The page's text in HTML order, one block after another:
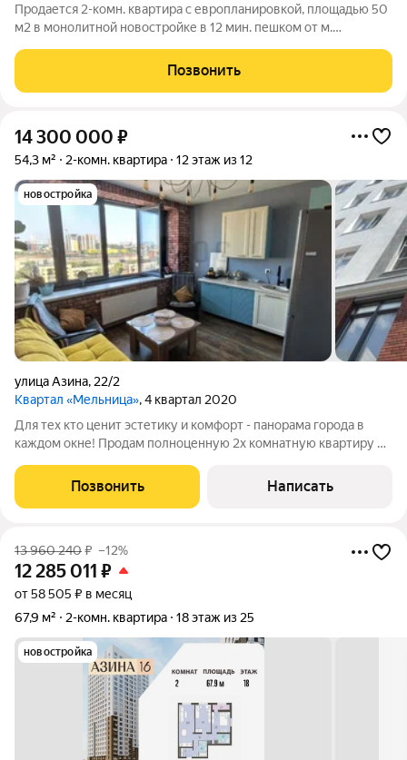
Продается 2-комн. квартира с европланировкой, площадью 50
м2 в монолитной новостройке в 12 мин. пешком от м.
ипотечных средств, есть военная ипотека. Жилая площадь 21.6
м2, кухня 5.6 м2, отделка
Позвонить
14 300 000 ₽
54,3 м² 2-комн. квартира 12 этаж из 12
новостройка
улица Азина, 22/2
Квартал «Мельница», 4 квартал 2020
Для тех кто ценит эстетику и комфорт - панорама города в
каждом окне! Продам полноценную 2х комнатную квартиру в
Почему эту квартиру стоит посмотреть лично? Локация
комфорт-класса: ЖК с
Позвонить Написать
13 960 240₽ –12%
12 285 011 ₽
от 58 505 ₽ в месяц
67,9 м²
2-комн. квартира 18 этаж из 25
новостройка